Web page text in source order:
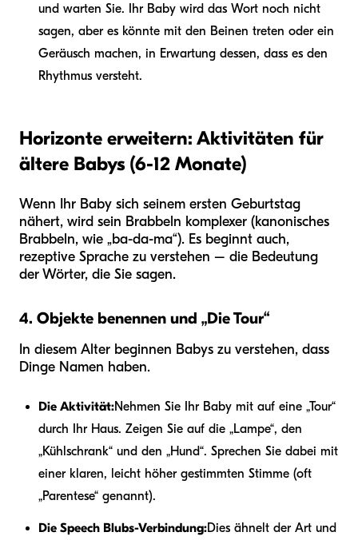
und warten Sie. Ihr Baby wird das Wort noch nicht
sagen, aber es könnte mit den Beinen treten oder ein
Geräusch machen, in Erwartung dessen, dass es den
Rhythmus versteht.
Horizonte erweitern: Aktivitäten für
ältere Babys (6-12 Monate)
Wenn Ihr Baby sich seinem ersten Geburtstag
nähert, wird sein Brabbeln komplexer (kanonisches
Brabbeln, wie „ba-da-ma“). Es beginnt auch,
rezeptive Sprache zu verstehen – die Bedeutung
der Wörter, die Sie sagen.
4. Objekte benennen und „Die Tour“
In diesem Alter beginnen Babys zu verstehen, dass
Dinge Namen haben.
Die Aktivität:Nehmen Sie Ihr Baby mit auf eine „Tour“
durch Ihr Haus. Zeigen Sie auf die „Lampe“, den
„Kühlschrank“ und den „Hund“. Sprechen Sie dabei mit
einer klaren, leicht höher gestimmten Stimme (oft
„Parentese“ genannt).
Die Speech Blubs-Verbindung:Dies ähnelt der Art und